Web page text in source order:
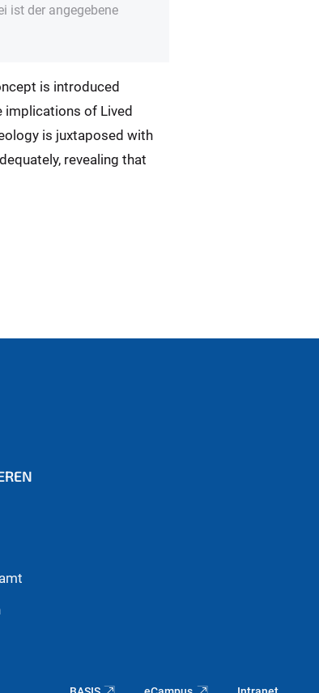
ist der angegebene
is introduced
implications of Lived
is juxtaposed with
revealing that